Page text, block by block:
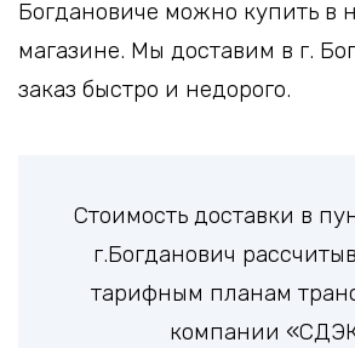
Богдановиче можно купить в
магазине. Мы доставим в г.
заказ быстро и недорого.
Стоимость доставки в
г.Богданович
тарифным планам
компании